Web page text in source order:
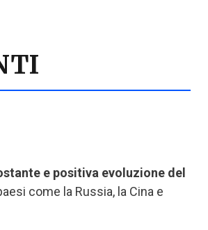
e positiva evoluzione del
come la Russia, la Cina e